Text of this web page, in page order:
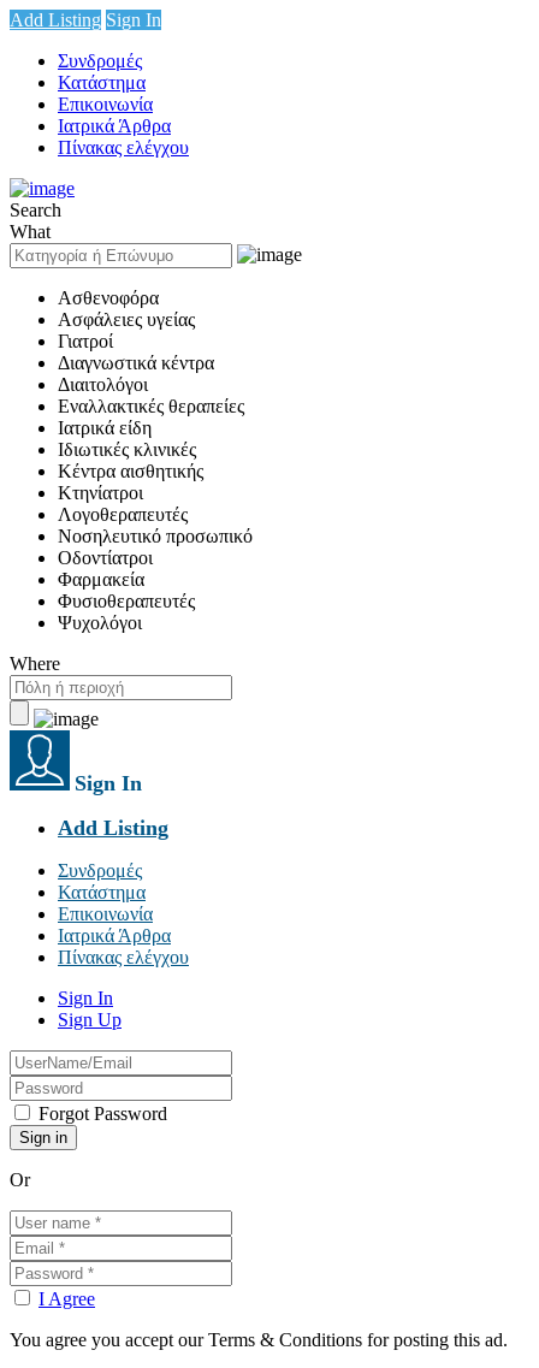
Add Listing Sign In
Συνδρομές
Κατάστημα
Επικοινωνία
Ιατρικά Άρθρα
Πίνακας ελέγχου
Search
What
Ασθενοφόρα
Ασφάλειες υγείας
Γιατροί
Διαγνωστικά κέντρα
Διαιτολόγοι
Εναλλακτικές θεραπείες
Ιατρικά είδη
Ιδιωτικές κλινικές
Κέντρα αισθητικής
Κτηνίατροι
Λογοθεραπευτές
Νοσηλευτικό προσωπικό
Οδοντίατροι
Φαρμακεία
Φυσιοθεραπευτές
Ψυχολόγοι
Where
Sign In
Add Listing
Συνδρομές
Κατάστημα
Επικοινωνία
Ιατρικά Άρθρα
Πίνακας ελέγχου
Sign In
Sign Up
Forgot Password
Or
I Agree
You agree you accept our Terms & Conditions for posting this ad.